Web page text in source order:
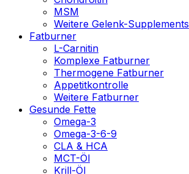
MSM
Weitere Gelenk-Supplements
Fatburner
L-Carnitin
Komplexe Fatburner
Thermogene Fatburner
Appetitkontrolle
Weitere Fatburner
Gesunde Fette
Omega-3
Omega-3-6-9
CLA & HCA
MCT-Öl
Krill-Öl